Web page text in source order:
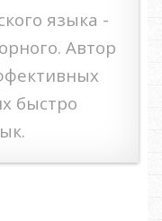
языка -
Автор
быстро